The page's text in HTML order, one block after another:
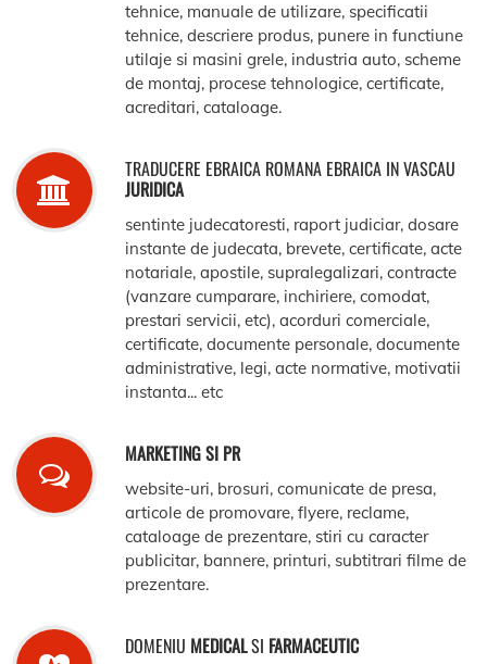
tehnice, manuale de utilizare, specificatii
tehnice, descriere produs, punere in functiune
utilaje si masini grele, industria auto, scheme
de montaj, procese tehnologice, certificate,
acreditari, cataloage.
TRADUCERE EBRAICA ROMANA EBRAICA IN VASCAU
JURIDICA
sentinte judecatoresti, raport judiciar, dosare
instante de judecata, brevete, certificate, acte
notariale, apostile, supralegalizari, contracte
(vanzare cumparare, inchiriere, comodat,
prestari servicii, etc), acorduri comerciale,
certificate, documente personale, documente
administrative, legi, acte normative, motivatii
instanta... etc
MARKETING SI PR
website-uri, brosuri, comunicate de presa,
articole de promovare, flyere, reclame,
cataloage de prezentare, stiri cu caracter
publicitar, bannere, printuri, subtitrari filme de
prezentare.
DOMENIU MEDICALSI FARMACEUTIC